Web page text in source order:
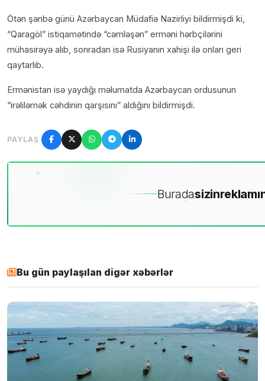
Ötən şənbə günü Azərbaycan Müdafiə Nazirliyi bildirmişdi ki,
“Qaragöl” istiqamətində “cəmləşən” erməni hərbçilərini
mühasirəyə alıb, sonradan isə Rusiyanın xahişi ilə onları geri
qaytarlıb.
Ermənistan isə yaydığı məlumatda Azərbaycan ordusunun
“irəliləmək cəhdinin qarşısını” aldığını bildirmişdi.
PAYLAŞ
Buradasizin
Bu gün paylaşılan digər xəbərlər